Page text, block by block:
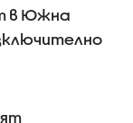
в Южна